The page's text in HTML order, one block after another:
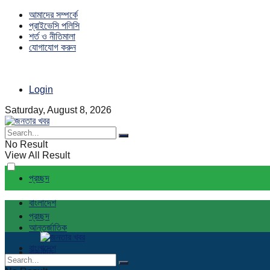
আমাদের সম্পর্কে
প্রাইভেসি পলিসি
শর্ত ও নীতিমালা
যোগাযোগ করুন
Login
Saturday, August 8, 2026
No Result
View All Result
প্রচ্ছদ
বাংলাদেশ
আন্তর্জাতিক
রাজনীতি
প্রচ্ছদ
বাংলাদেশ